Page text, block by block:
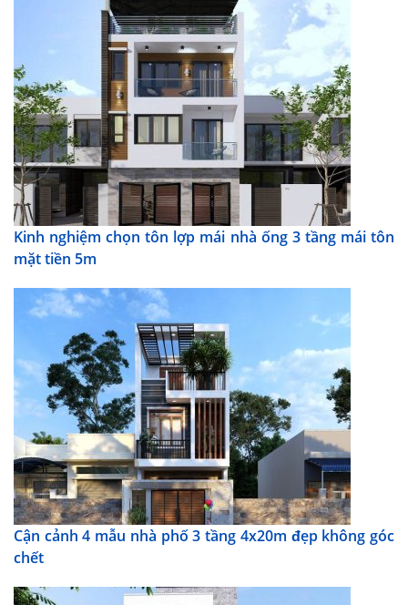
Kinh nghiệm chọn tôn lợp mái nhà ống 3 tầng mái tôn
mặt tiền 5m
Cận cảnh 4 mẫu nhà phố 3 tầng 4x20m đẹp không góc
chết